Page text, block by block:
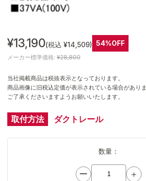
¥13,190(税込 ¥14,509) 54%OFF
メーカー標準価格: ¥28,800
当社掲載商品は税抜表示となっております。
商品画像に旧税込定価が表示されている場合がありま
ご了承くださいますようお願いいたします。
取付方法 ダクトレール
数量：
ー ＋